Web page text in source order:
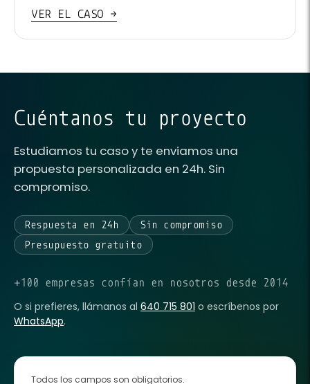
VER EL CASO →
Cuéntanos tu proyecto
Estudiamos tu caso y te enviamos una
propuesta personalizada en 24h. Sin
compromiso.
Respuesta en 24h
Sin compromiso
Presupuesto gratuito
+100 empresas confían en nosotros desde 2014
O si prefieres, llámanos al 640 715 801 o escríbenos por
WhatsApp.
Todos los campos son obligatorios.